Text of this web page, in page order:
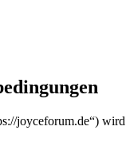
joyceforum.de“)